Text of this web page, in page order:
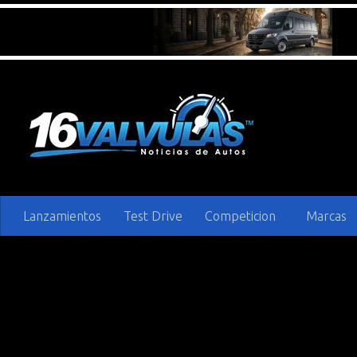
Lanzamientos Test Drive Competicion Marcas